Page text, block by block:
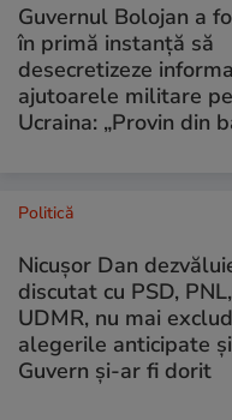
Guvernul Bolojan a
în primă instanță să
desecretizeze
ajutoarele militare
Ucraina: „Provin din
Politică
Nicușor Dan
discutat cu PSD,
UDMR, nu mai
alegerile anticipate
Guvern și-ar fi dorit